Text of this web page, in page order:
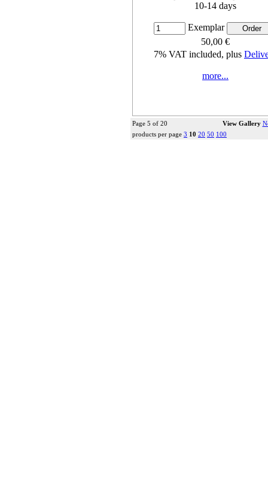
10-14 days
Exemplar
50,00 €
7% VAT included, plus
more...
Page 5 of 20 View Gallery
products per page 3 10 20 50 100